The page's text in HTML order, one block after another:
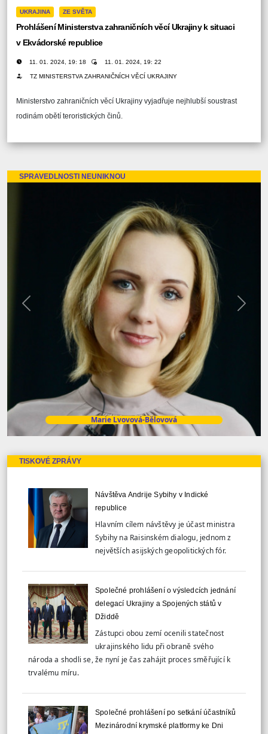
UKRAJINA ZE SVĚTA
Prohlášení Ministerstva zahraničních věcí Ukrajiny k situaci
v Ekvádorské republice
11. 01. 2024, 19: 18 11. 01. 2024, 19: 22
TZ MINISTERSTVA ZAHRANIČNÍCH VĚCÍ UKRAJINY
Ministerstvo zahraničních věcí Ukrajiny vyjadřuje nejhlubší soustrast
rodinám obětí teroristických činů.
Předchozí
SPRAVEDLNOSTI NEUNIKNOU
Marie Lvovová-Bělovová
Další
TISKOVÉ ZPRÁVY
Návštěva Andrije Sybihy v Indické
republice
Hlavním cílem návštěvy je účast ministra
Sybihy na Raisinském dialogu, jednom z
největších asijských geopolitických fór.
Společné prohlášení o výsledcích jednání
delegací Ukrajiny a Spojených států v
Džiddě
Zástupci obou zemí ocenili statečnost
ukrajinského lidu při obraně svého
národa a shodli se, že nyní je čas zahájit proces směřující k
trvalému míru.
Společné prohlášení po setkání účastníků
Mezinárodní krymské platformy ke Dni